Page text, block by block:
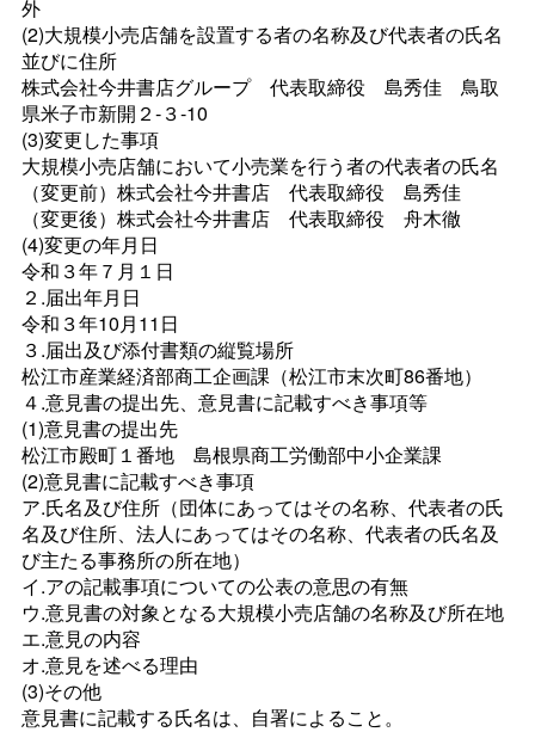
外
(2)大規模小売店舗を設置する者の名称及び代表者の氏名
並びに住所
株式会社今井書店グループ 代表取締役 島秀佳 鳥取
県米子市新開２‐３‐10
(3)変更した事項
大規模小売店舗において小売業を行う者の代表者の氏名
（変更前）株式会社今井書店 代表取締役 島秀佳
（変更後）株式会社今井書店 代表取締役 舟木徹
(4)変更の年月日
令和３年７月１日
２.届出年月日
令和３年10月11日
３.届出及び添付書類の縦覧場所
松江市産業経済部商工企画課（松江市末次町86番地）
４.意見書の提出先、意見書に記載すべき事項等
(1)意見書の提出先
松江市殿町１番地 島根県商工労働部中小企業課
(2)意見書に記載すべき事項
ア.氏名及び住所（団体にあってはその名称、代表者の氏
名及び住所、法人にあってはその名称、代表者の氏名及
び主たる事務所の所在地）
イ.アの記載事項についての公表の意思の有無
ウ.意見書の対象となる大規模小売店舗の名称及び所在地
エ.意見の内容
オ.意見を述べる理由
(3)その他
意見書に記載する氏名は、自署によること。